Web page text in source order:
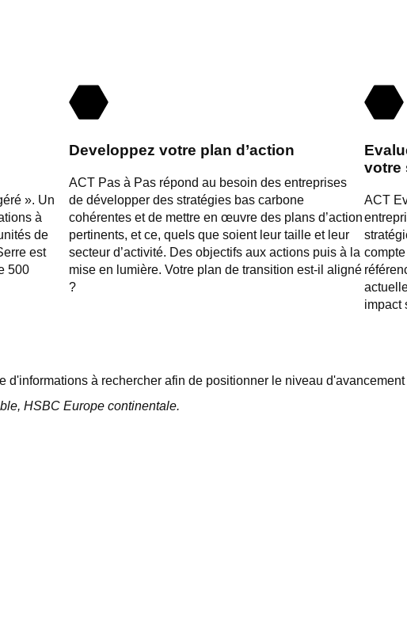
». Un
à
de
est
500
Developpez votre plan d’action
ACT Pas à Pas répond au besoin des entreprises
de développer des stratégies bas carbone
cohérentes et de mettre en œuvre des plans d’action
pertinents, et ce, quels que soient leur taille et leur
secteur d’activité. Des objectifs aux actions puis à la
mise en lumière. Votre plan de transition est-il aligné
?
votre
ACT
impact
d'informations à rechercher afin de positionner le niveau
HSBC Europe continentale.